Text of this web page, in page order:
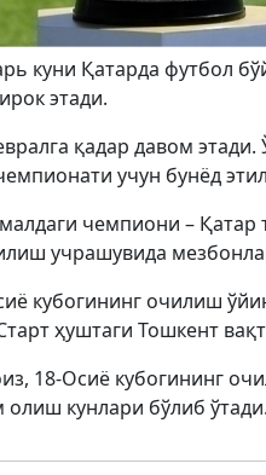
куни Қатарда футбол
этади.
қадар давом
учун бунёд
чемпиони –
учрашувида
кубогининг очилиш
ҳуштаги Тошкент
18-Осиё кубогининг
олиш кунлари бўлиб